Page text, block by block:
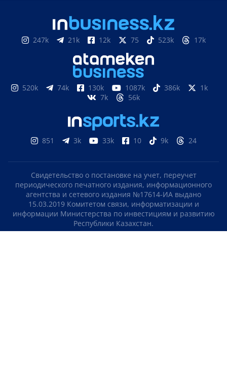
247k 21k 12k 75 523k 17k
520k 74k 130k 1087k 386k
1k
7k
56k
851 3k 33k 10 9k 24
Свидетельство о постановке на учет, переучет
периодического печатного издания, информационного
агентства и сетевого издания №17614-ИА выдано
15.03.2019 Комитетом связи, информатизации и
информации Министерства по инвестициям и развитию
Республики Казахстан.